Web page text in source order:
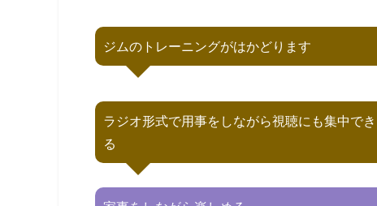
ジムのトレーニングがはかどります
ラジオ形式で用事をしながら視聴にも集中でき
る